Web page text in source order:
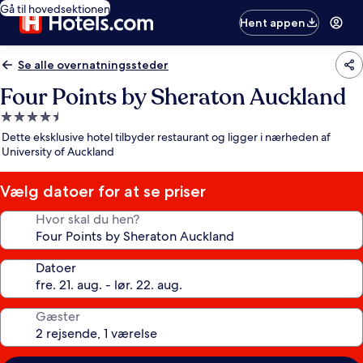
Gå til hovedsektionen
Hent appen
Se alle overnatningssteder
Four Points by Sheraton Auckland
4.5-
stjernet
overnatningssted
Dette eksklusive hotel tilbyder restaurant og ligger i nærheden af
University of Auckland
Vælg datoer for at se priser
Hvor skal du hen?
Datoer
Gæster